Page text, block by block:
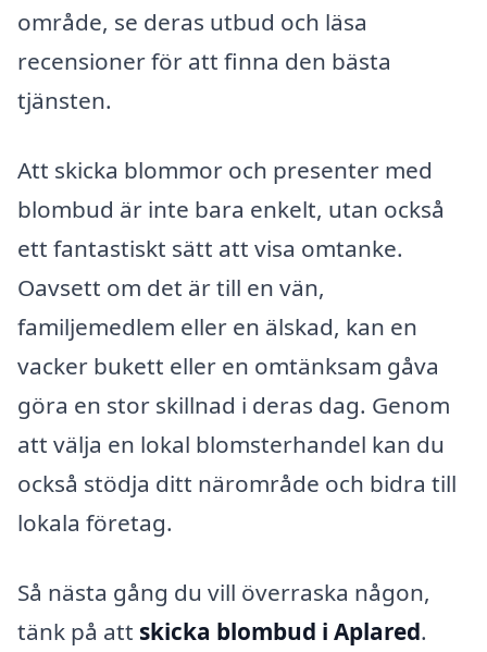
område, se deras utbud och läsa
recensioner för att finna den bästa
tjänsten.
Att skicka blommor och presenter med
blombud är inte bara enkelt, utan också
ett fantastiskt sätt att visa omtanke.
Oavsett om det är till en vän,
familjemedlem eller en älskad, kan en
vacker bukett eller en omtänksam gåva
göra en stor skillnad i deras dag. Genom
att välja en lokal blomsterhandel kan du
också stödja ditt närområde och bidra till
lokala företag.
Så nästa gång du vill överraska någon,
tänk på att skicka blombud i Aplared.